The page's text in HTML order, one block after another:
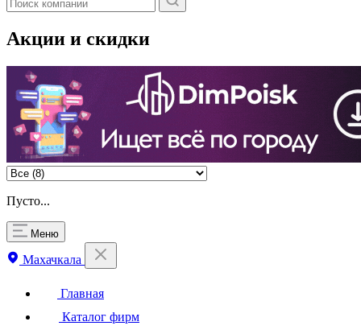
Акции и скидки
Пусто...
Меню
Махачкала
Главная
Каталог фирм